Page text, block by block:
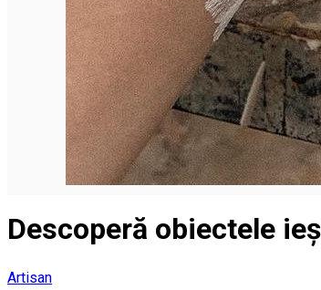
Deutsch
Descoperă obiectele
Artisan